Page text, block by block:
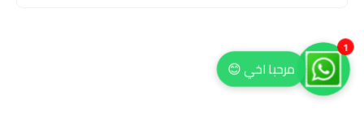
مرحبا اخي 😊